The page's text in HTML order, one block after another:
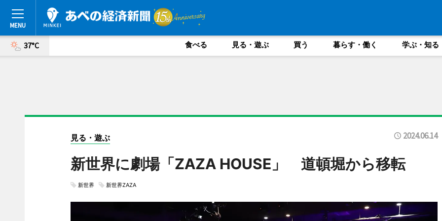
37°C 食べる 見る・遊ぶ 買う 暮らす・働く 学ぶ・知る
見る・遊ぶ 2024.06.14
新世界に劇場「ZAZA HOUSE」 道頓堀から移転
新世界 新世界ZAZA